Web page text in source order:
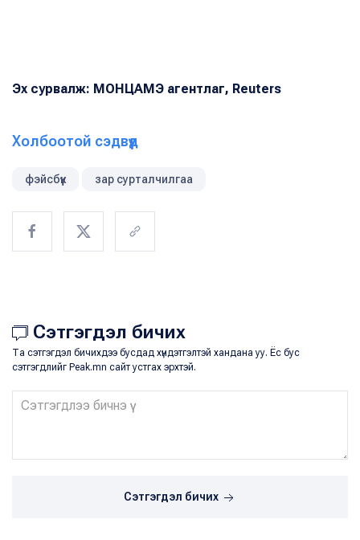
Эх сурвалж: МОНЦАМЭ агентлаг, Reuters
Холбоотой сэдвүүд
фэйсбүүк зар сурталчилгаа
Сэтгэгдэл бичих
Та сэтгэгдэл бичихдээ бусдад хүндэтгэлтэй хандана уу. Ёс бус
сэтгэгдлийг Peak.mn сайт устгах эрхтэй.
Сэтгэгдэл бичих